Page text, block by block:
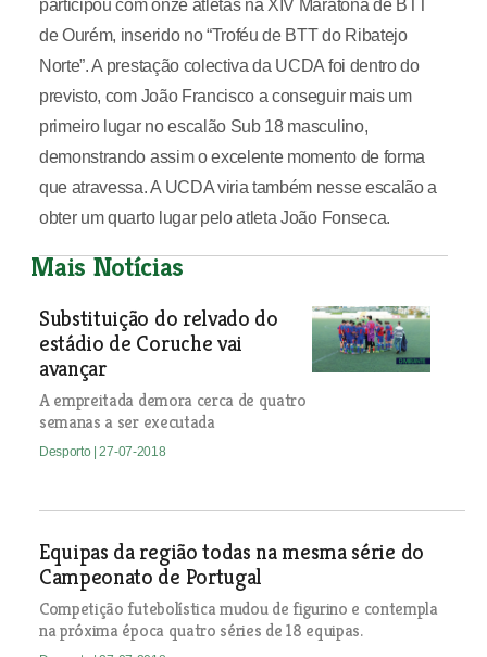
participou com onze atletas na XIV Maratona de BTT
de Ourém, inserido no “Troféu de BTT do Ribatejo
Norte”. A prestação colectiva da UCDA foi dentro do
previsto, com João Francisco a conseguir mais um
primeiro lugar no escalão Sub 18 masculino,
demonstrando assim o excelente momento de forma
que atravessa. A UCDA viria também nesse escalão a
obter um quarto lugar pelo atleta João Fonseca.
Mais Notícias
Substituição do relvado do
estádio de Coruche vai
avançar
A empreitada demora cerca de quatro
semanas a ser executada
Desporto | 27-07-2018
Equipas da região todas na mesma série do
Campeonato de Portugal
Competição futebolística mudou de figurino e contempla
na próxima época quatro séries de 18 equipas.